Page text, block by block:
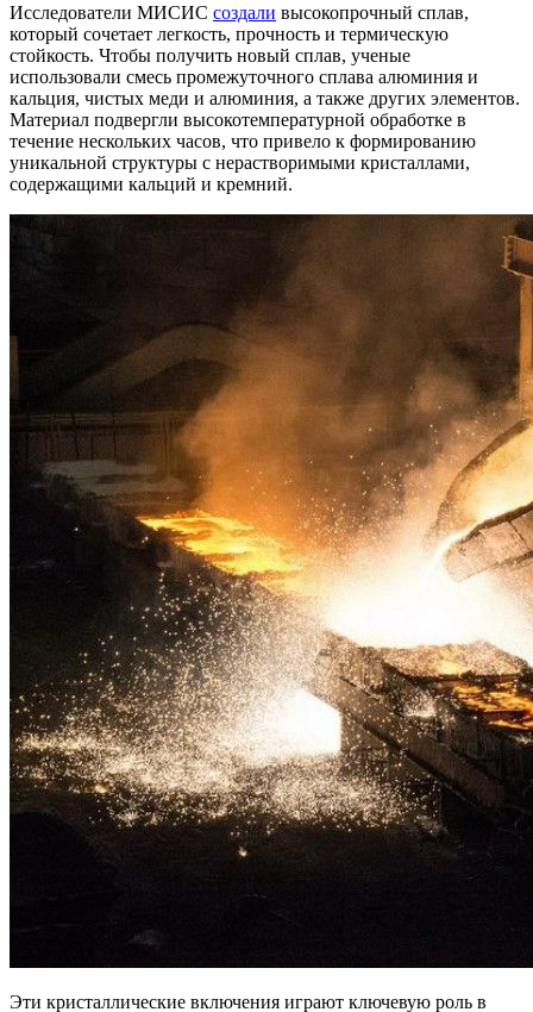
Исследователи МИСИС создали высокопрочный сплав,
который сочетает легкость, прочность и термическую
стойкость. Чтобы получить новый сплав, ученые
использовали смесь промежуточного сплава алюминия и
кальция, чистых меди и алюминия, а также других элементов.
Материал подвергли высокотемпературной обработке в
течение нескольких часов, что привело к формированию
уникальной структуры с нерастворимыми кристаллами,
содержащими кальций и кремний.
Эти кристаллические включения играют ключевую роль в